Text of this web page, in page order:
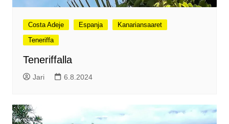
Costa Adeje Espanja
Kanariansaaret
Teneriffa
Teneriffalla
Jari 6.8.2024